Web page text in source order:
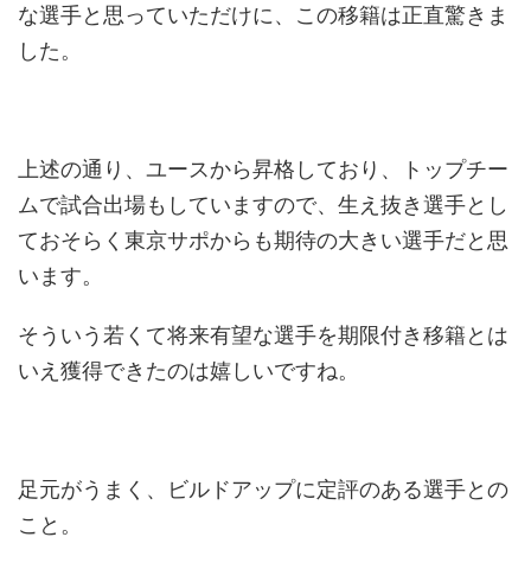
な選手と思っていただけに、この移籍は正直驚きま
した。
上述の通り、ユースから昇格しており、トップチー
ムで試合出場もしていますので、生え抜き選手とし
ておそらく東京サポからも期待の大きい選手だと思
います。
そういう若くて将来有望な選手を期限付き移籍とは
いえ獲得できたのは嬉しいですね。
足元がうまく、ビルドアップに定評のある選手との
こと。